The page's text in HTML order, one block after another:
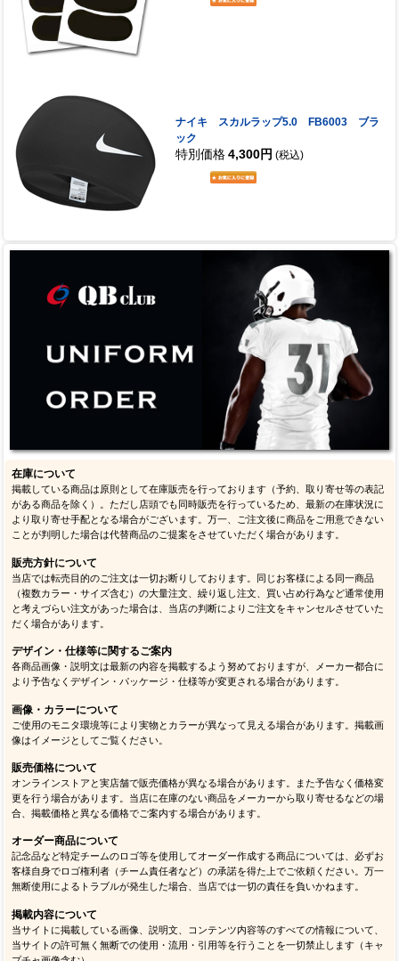
ナイキ スカルラップ5.0 FB6003 ブラ
ック
特別価格 4,300円 (税込)
在庫について
掲載している商品は原則として在庫販売を行っております（予約、取り寄せ等の表記
がある商品を除く）。ただし店頭でも同時販売を行っているため、最新の在庫状況に
より取り寄せ手配となる場合がございます。万一、ご注文後に商品をご用意できない
ことが判明した場合は代替商品のご提案をさせていただく場合があります。
販売方針について
当店では転売目的のご注文は一切お断りしております。同じお客様による同一商品
（複数カラー・サイズ含む）の大量注文、繰り返し注文、買い占め行為など通常使用
と考えづらい注文があった場合は、当店の判断によりご注文をキャンセルさせていた
だく場合があります。
デザイン・仕様等に関するご案内
各商品画像・説明文は最新の内容を掲載するよう努めておりますが、メーカー都合に
より予告なくデザイン・パッケージ・仕様等が変更される場合があります。
画像・カラーについて
ご使用のモニタ環境等により実物とカラーが異なって見える場合があります。掲載画
像はイメージとしてご覧ください。
販売価格について
オンラインストアと実店舗で販売価格が異なる場合があります。また予告なく価格変
更を行う場合があります。当店に在庫のない商品をメーカーから取り寄せるなどの場
合、掲載価格と異なる価格でご案内する場合があります。
オーダー商品について
記念品など特定チームのロゴ等を使用してオーダー作成する商品については、必ずお
客様自身でロゴ権利者（チーム責任者など）の承諾を得た上でご依頼ください。万一
無断使用によるトラブルが発生した場合、当店では一切の責任を負いかねます。
掲載内容について
当サイトに掲載している画像、説明文、コンテンツ内容等のすべての情報について、
当サイトの許可無く無断での使用・流用・引用等を行うことを一切禁止します（キャ